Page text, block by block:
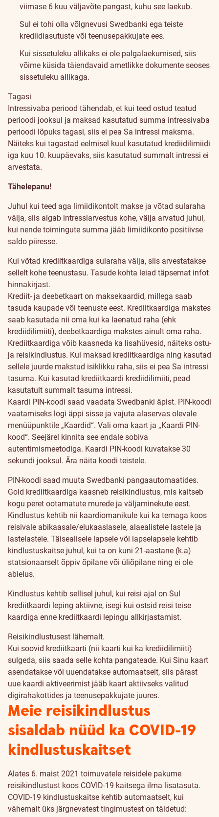
viimase 6 kuu väljavõte pangast, kuhu see laekub.
Sul ei tohi olla võlgnevusi Swedbanki ega teiste
krediidiasutuste või teenusepakkujate ees.
Kui sissetuleku allikaks ei ole palgalaekumised, siis
võime küsida täiendavaid ametlikke dokumente seoses
sissetuleku allikaga.
Partnerpakkumised
Tagasi
KKK
Intressivaba periood tähendab, et kui teed ostud teatud
perioodi jooksul ja maksad kasutatud summa intressivaba
perioodi lõpuks tagasi, siis ei pea Sa intressi maksma.
Näiteks kui tagastad eelmisel kuul kasutatud krediidilimiidi
iga kuu 10. kuupäevaks, siis kasutatud summalt intressi ei
arvestata.
Tähelepanu!
Juhul kui teed aga limiidikontolt makse ja võtad sularaha
välja, siis algab intressiarvestus kohe, välja arvatud juhul,
kui nende toimingute summa jääb limiidikonto positiivse
saldo piiresse.
Kui võtad krediitkaardiga sularaha välja, siis arvestatakse
sellelt kohe teenustasu. Tasude kohta leiad täpsemat infot
hinnakirjast.
Krediit- ja deebetkaart on maksekaardid, millega saab
tasuda kaupade või teenuste eest. Krediitkaardiga makstes
saab kasutada nii oma kui ka laenatud raha (ehk
krediidilimiiti), deebetkaardiga makstes ainult oma raha.
Krediitkaardiga võib kaasneda ka lisahüvesid, näiteks ostu-
ja reisikindlustus. Kui maksad krediitkaardiga ning kasutad
sellele juurde makstud isiklikku raha, siis ei pea Sa intressi
tasuma. Kui kasutad krediitkaardi krediidilimiiti, pead
kasutatult summalt tasuma intressi.
Kaardi PIN-koodi saad vaadata Swedbanki äpist. PIN-koodi
vaatamiseks logi äppi sisse ja vajuta alaservas olevale
menüüpunktile „Kaardid“. Vali oma kaart ja „Kaardi PIN-
kood“. Seejärel kinnita see endale sobiva
autentimismeetodiga. Kaardi PIN-koodi kuvatakse 30
sekundi jooksul. Ära näita koodi teistele.
PIN-koodi saad muuta Swedbanki pangaautomaatides.
Gold krediitkaardiga kaasneb reisikindlustus, mis kaitseb
kogu peret ootamatute murede ja väljaminekute eest.
Kindlustus kehtib nii kaardiomanikule kui ka temaga koos
reisivale abikaasale/elukaaslasele, alaealistele lastele ja
lastelastele. Täisealisele lapsele või lapselapsele kehtib
kindlustuskaitse juhul, kui ta on kuni 21-aastane (k.a)
statsionaarselt õppiv õpilane või üliõpilane ning ei ole
abielus.
Kindlustus kehtib sellisel juhul, kui reisi ajal on Sul
krediitkaardi leping aktiivne, isegi kui ostsid reisi teise
kaardiga enne krediitkaardi lepingu allkirjastamist.
Reisikindlustusest lähemalt.
Kui soovid krediitkaarti (nii kaarti kui ka krediidilimiiti)
sulgeda, siis saada selle kohta pangateade. Kui Sinu kaart
asendatakse või uuendatakse automaatselt, siis pärast
uue kaardi aktiveerimist jääb kaart aktiivseks valitud
digirahakottides ja teenusepakkujate juures.
Meie reisikindlustus
sisaldab nüüd ka COVID-19
kindlustuskaitset
Alates 6. maist 2021 toimuvatele reisidele pakume
reisikindlustust koos COVID-19 kaitsega ilma lisatasuta.
COVID-19 kindlustuskaitse kehtib automaatselt, kui
vähemalt üks järgnevatest tingimustest on täidetud: